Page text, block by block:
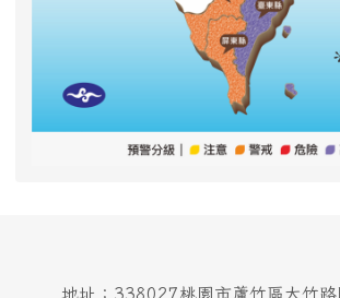
地址：338027桃園市蘆竹區大竹